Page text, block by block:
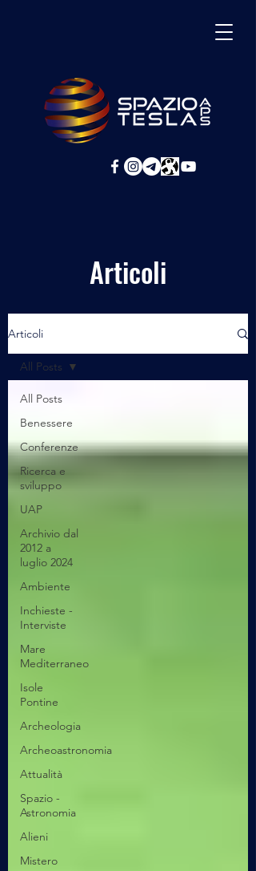
Articoli
Articoli
All Posts
Benessere
Conferenze
Ricerca e
sviluppo
UAP
Archivio dal
2012 a
luglio 2024
Ambiente
Inchieste -
Interviste
Mare
Mediterraneo
Isole
Pontine
Archeologia
Archeoastronomia
Attualità
Spazio -
Astronomia
Alieni
Mistero
All Posts